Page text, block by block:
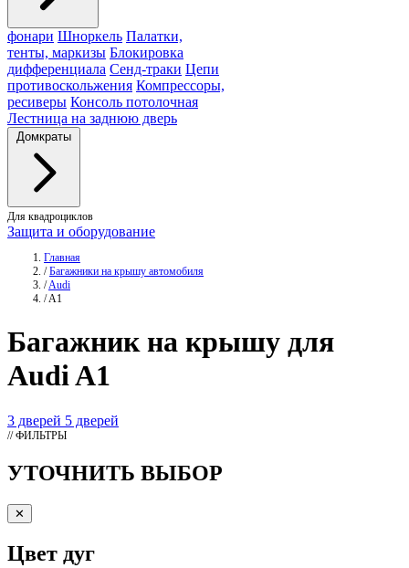
фонари Шноркель Палатки,
тенты, маркизы Блокировка
дифференциала Сенд-траки Цепи
противоскольжения Компрессоры,
ресиверы Консоль потолочная
Лестница на заднюю дверь
Домкраты
Для квадроциклов
Защита и оборудование
Главная
/ Багажники на крышу автомобиля
/Audi
/A1
Багажникна крышу для
Audi A1
3 дверей 5 дверей
// ФИЛЬТРЫ
УТОЧНИТЬ ВЫБОР
✕
Цвет дуг